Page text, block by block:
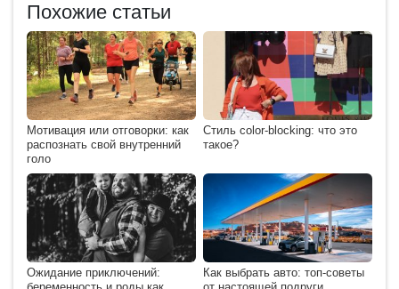
Похожие статьи
Мотивация или отговорки: как
распознать свой внутренний
голо
Стиль сolor-blocking: что это
такое?
Ожидание приключений:
Как выбрать авто: топ-советы